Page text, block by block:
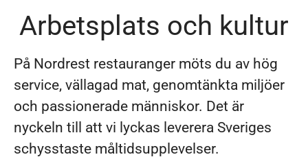
Arbetsplats och kultur
På Nordrest restauranger möts du av hög
service, vällagad mat, genomtänkta miljöer
och passionerade människor. Det är
nyckeln till att vi lyckas leverera Sveriges
schysstaste måltidsupplevelser.